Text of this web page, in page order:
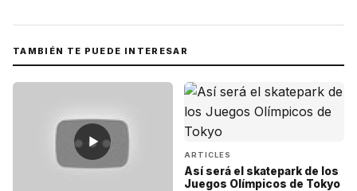
TAMBIÉN TE PUEDE INTERESAR
▶
ARTICLES
Así será el skatepark de los
Juegos Olímpicos de Tokyo